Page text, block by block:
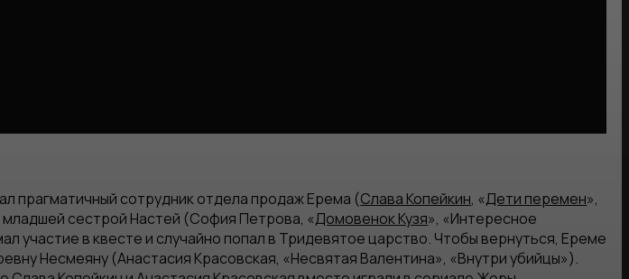
прагматичный сотрудник отдела продаж Ерема (Слава Копейкин, «Дети перемен»,
сестрой Настей (София Петрова, «Домовенок Кузя», «Интересное
участие в квесте и случайно попал в Тридевятое царство. Чтобы вернуться, Ереме
Несмеяну (Анастасия Красовская, «Несвятая Валентина», «Внутри убийцы»).